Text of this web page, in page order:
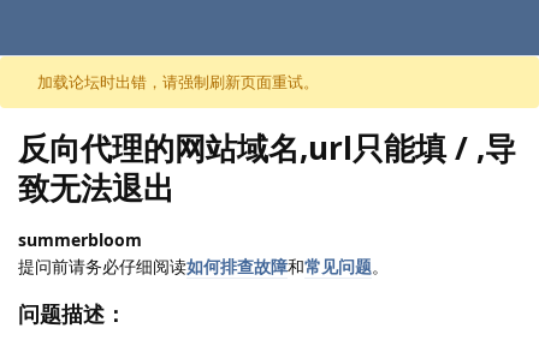
跳至内容
加载论坛时出错，请强制刷新页面重试。
反向代理的网站域名,url只能填 / ,导
致无法退出
summerbloom
提问前请务必仔细阅读如何排查故障和常见问题。
问题描述：